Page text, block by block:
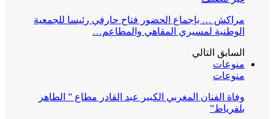
مراكش … بإجماع الحضور فتاح حارفي رئيسا للجمعية
الوطنية لمسيري المقاهي والمطاعم…
السابق التالي
منوعات
منوعات
وفاة الفنان المغربي الكبير عبد القادر مطاع ” الطاهر
بلفرياط”